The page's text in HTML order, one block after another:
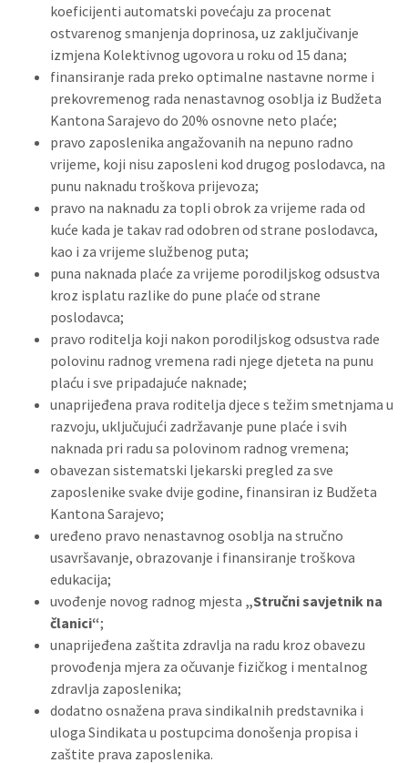
koeficijenti automatski povećaju za procenat
ostvarenog smanjenja doprinosa, uz zaključivanje
izmjena Kolektivnog ugovora u roku od 15 dana;
finansiranje rada preko optimalne nastavne norme i
prekovremenog rada nenastavnog osoblja iz Budžeta
Kantona Sarajevo do 20% osnovne neto plaće;
pravo zaposlenika angažovanih na nepuno radno
vrijeme, koji nisu zaposleni kod drugog poslodavca, na
punu naknadu troškova prijevoza;
pravo na naknadu za topli obrok za vrijeme rada od
kuće kada je takav rad odobren od strane poslodavca,
kao i za vrijeme službenog puta;
puna naknada plaće za vrijeme porodiljskog odsustva
kroz isplatu razlike do pune plaće od strane
poslodavca;
pravo roditelja koji nakon porodiljskog odsustva rade
polovinu radnog vremena radi njege djeteta na punu
plaću i sve pripadajuće naknade;
unaprijeđena prava roditelja djece s težim smetnjama u
razvoju, uključujući zadržavanje pune plaće i svih
naknada pri radu sa polovinom radnog vremena;
obavezan sistematski ljekarski pregled za sve
zaposlenike svake dvije godine, finansiran iz Budžeta
Kantona Sarajevo;
uređeno pravo nenastavnog osoblja na stručno
usavršavanje, obrazovanje i finansiranje troškova
edukacija;
uvođenje novog radnog mjesta „Stručni savjetnik na
članici“;
unaprijeđena zaštita zdravlja na radu kroz obavezu
provođenja mjera za očuvanje fizičkog i mentalnog
zdravlja zaposlenika;
dodatno osnažena prava sindikalnih predstavnika i
uloga Sindikata u postupcima donošenja propisa i
zaštite prava zaposlenika.